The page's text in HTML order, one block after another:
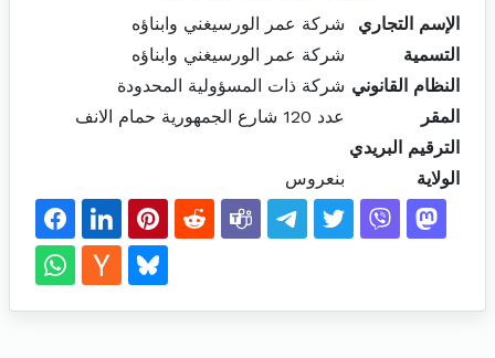
الإسم التجاري
شركة عمر الورسيغني وابناؤه
التسمية
شركة عمر الورسيغني وابناؤه
النظام القانوني شركة ذات المسؤولية المحدودة
المقر
عدد 120 شارع الجمهورية حمام الانف
الترقيم البريدي
الولاية
بنعروس